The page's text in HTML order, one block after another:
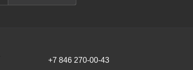
+7 846 270-00-43